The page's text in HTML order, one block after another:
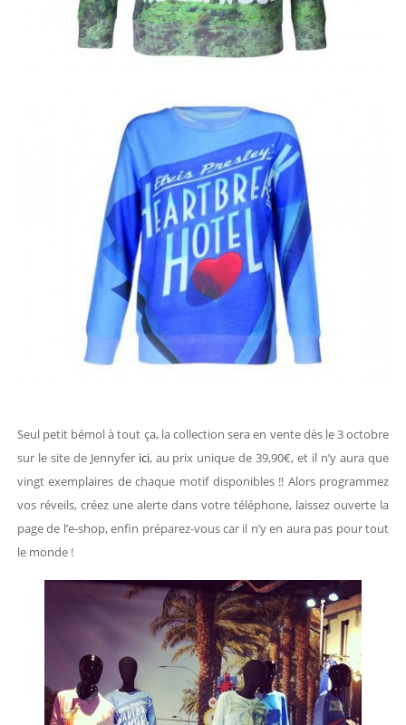
Seul petit bémol à tout ça, la collection sera en vente dès le 3 octobre
sur le site de Jennyfer ici, au prix unique de 39,90€, et il n’y aura que
vingt exemplaires de chaque motif disponibles !! Alors programmez
vos réveils, créez une alerte dans votre téléphone, laissez ouverte la
page de l’e-shop, enfin préparez-vous car il n’y en aura pas pour tout
le monde !